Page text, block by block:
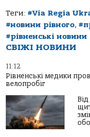
Теги: #Via Regia
#новини рівного,
#рівненські новини
СВІЖІ НОВИНИ
11:12
Рівненські медики
велопробіг